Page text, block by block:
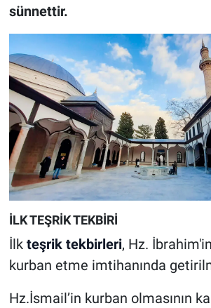
sünnettir.
İLK TEŞRİK TEKBİRİ
İlk teşrik tekbirleri, Hz.
kurban etme imtihanında
Hz.İsmail’in kurban olmasının